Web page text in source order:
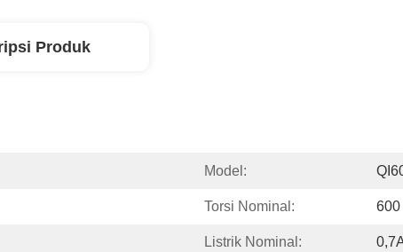
Produk
Model:
Torsi Nominal: 600
Listrik Nominal: